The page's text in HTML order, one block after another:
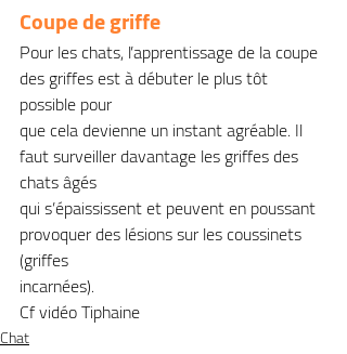
Coupe de griffe
Pour les chats, l’apprentissage de la coupe
des griffes est à débuter le plus tôt
possible pour
que cela devienne un instant agréable. Il
faut surveiller davantage les griffes des
chats âgés
qui s’épaississent et peuvent en poussant
provoquer des lésions sur les coussinets
(griffes
incarnées).
Cf vidéo Tiphaine
Chat